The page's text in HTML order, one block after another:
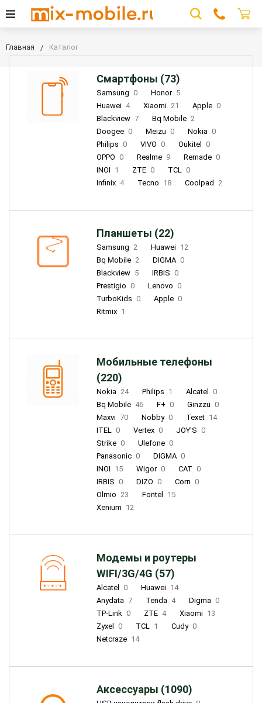
Главная Каталог
Смартфоны (73)
Samsung 0 Honor 5
Huawei 4 Xiaomi 21 Apple 0
Blackview 7 Bq Mobile 2
Doogee 0 Meizu 0 Nokia 0
Philips 0 VIVO 0 Oukitel
0
OPPO 0 Realme 9 Remade 0
INOI 1 ZTE 0 TCL 0
Infinix 4 Tecno 18 Coolpad 2
Планшеты (22)
Samsung 2 Huawei 12
Bq Mobile 2 DIGMA 0
Blackview 5 IRBIS 0
Prestigio 0 Lenovo 0
TurboKids 0 Apple 0
Ritmix 1
Мобильные телефоны
(220)
Nokia 24 Philips 1 Alcatel
0
Bq Mobile 46 F+ 0 Ginzzu 0
Maxvi 70 Nobby 0 Texet 14
ITEL 0 Vertex 0 JOY'S 0
Strike 0 Ulefone 0
Panasonic 0 DIGMA 0
INOI 15 Wigor 0 CAT 0
IRBIS 0 DIZO 0 Corn 0
Olmio 23 Fontel
15
Xenium 12
Модемы и роутеры
WIFI/3G/4G (57)
Alcatel 0 Huawei 14
Anydata 7 Tenda 4 Digma 0
TP-Link 0 ZTE 4 Xiaomi 13
Zyxel
0 TCL 1 Cudy 0
Netcraze 14
Аксессуары (1090)